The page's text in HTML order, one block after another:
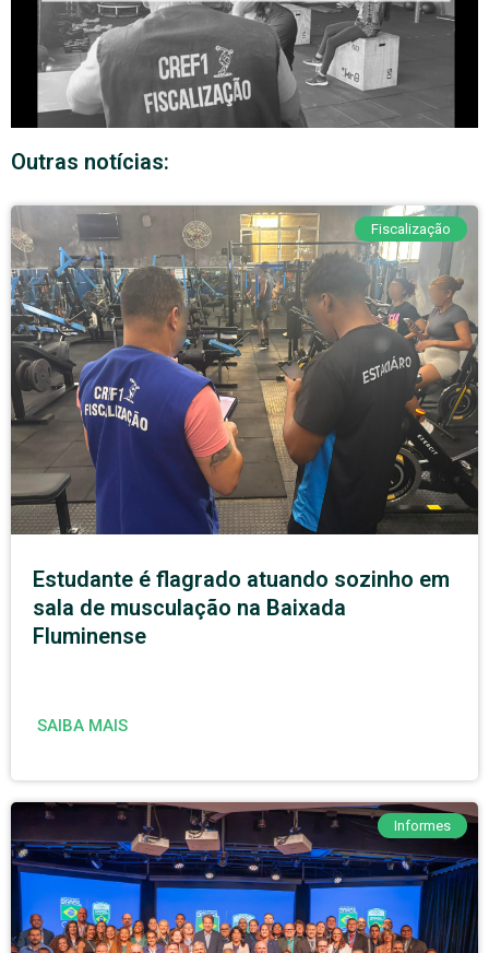
Outras notícias:
Fiscalização
Estudante é flagrado atuando sozinho em
sala de musculação na Baixada
Fluminense
SAIBA MAIS
Informes